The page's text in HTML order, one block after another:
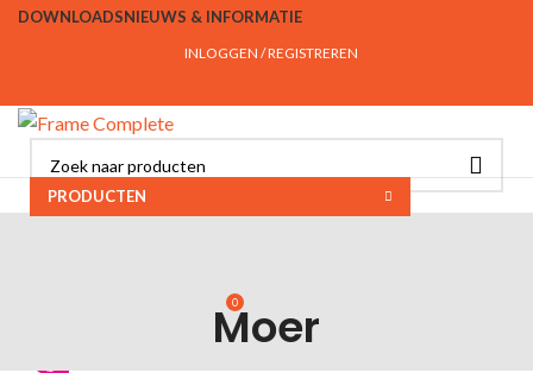
DOWNLOADSNIEUWS & INFORMATIE
INLOGGEN / REGISTREREN
INLOGGEN / REGISTREREN
0
PRODUCTEN
Moer